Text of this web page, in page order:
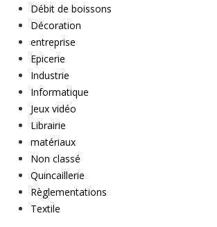
Débit de boissons
Décoration
entreprise
Epicerie
Industrie
Informatique
Jeux vidéo
Librairie
matériaux
Non classé
Quincaillerie
Règlementations
Textile